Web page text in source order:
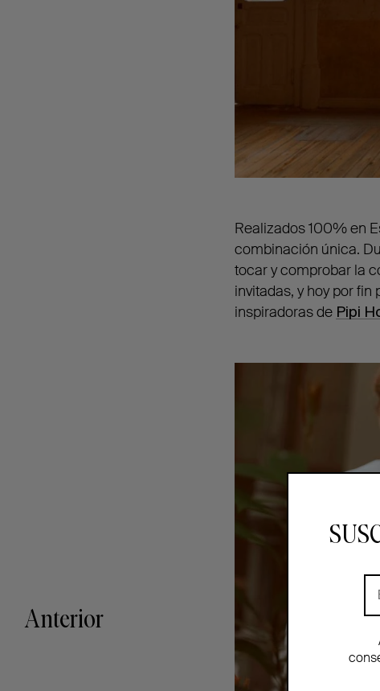
Anterior
​Realizados 100% en
combinación única.
tocar y comprobar la
invitadas, y hoy por
inspiradoras de Pipi